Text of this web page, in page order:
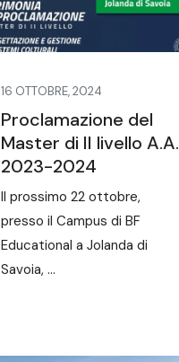
16 OTTOBRE, 2024
Proclamazione del
Master di II livello A.A.
2023-2024
Il prossimo 22 ottobre,
presso il Campus di BF
Educational a Jolanda di
Savoia, ...